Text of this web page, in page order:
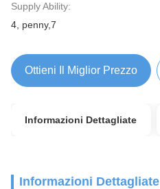
Supply Ability:
4, penny,7
Ottieni Il Miglior Prezzo
Informazioni Dettagliate
Informazioni Dettagliate